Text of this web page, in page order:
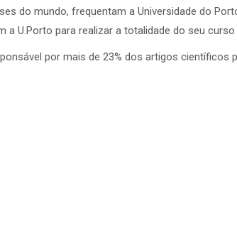
do mundo, frequentam a Universidade do
U.Porto para realizar a totalidade do seu curso
por mais de 23% dos artigos científicos